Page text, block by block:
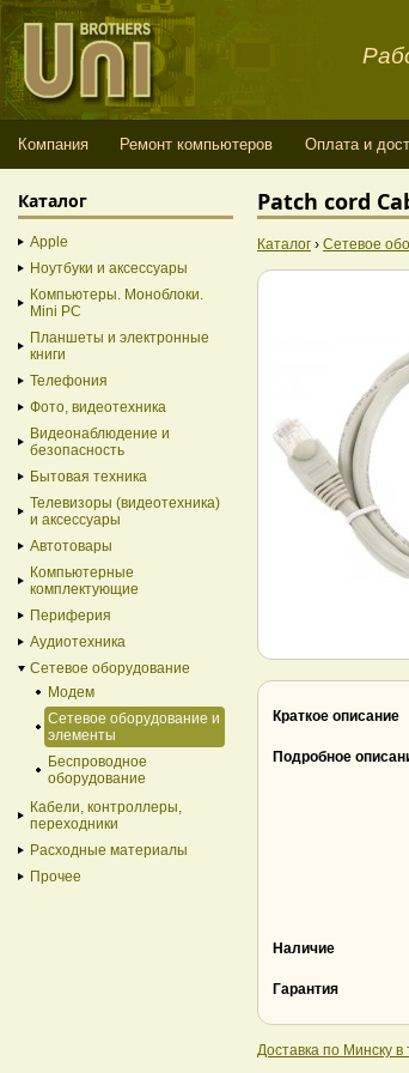
Компания Ремонт компьютеров Оплата и
Patch cord
Каталог › Сетевое
Краткое описание
Подробное
Наличие
Гарантия
Доставка по Минску в
Каталог
Apple
Ноутбуки и аксессуары
Компьютеры. Моноблоки.
Mini PC
Планшеты и электронные
книги
Телефония
Фото, видеотехника
Видеонаблюдение и
безопасность
Бытовая техника
Телевизоры (видеотехника)
и аксессуары
Автотовары
Компьютерные
комплектующие
Периферия
Аудиотехника
Сетевое оборудование
Модем
Сетевое оборудование и
элементы
Беспроводное
оборудование
Кабели, контроллеры,
переходники
Расходные материалы
Прочее